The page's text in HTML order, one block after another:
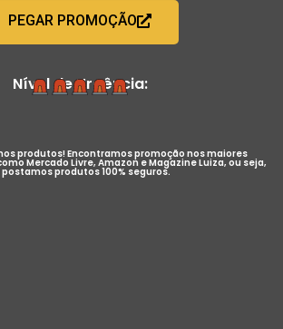
PEGAR PROMOÇÃO
Nível de Urgência:
produtos! Encontramos promoção nos maiores
Mercado Livre, Amazon e Magazine Luiza, ou seja,
postamos produtos 100% seguros.